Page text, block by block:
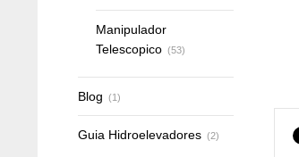
Manipulador
Telescopico (53)
Blog (1)
Guia Hidroelevadores (2)